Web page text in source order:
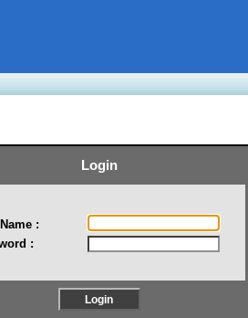
Login
:
: